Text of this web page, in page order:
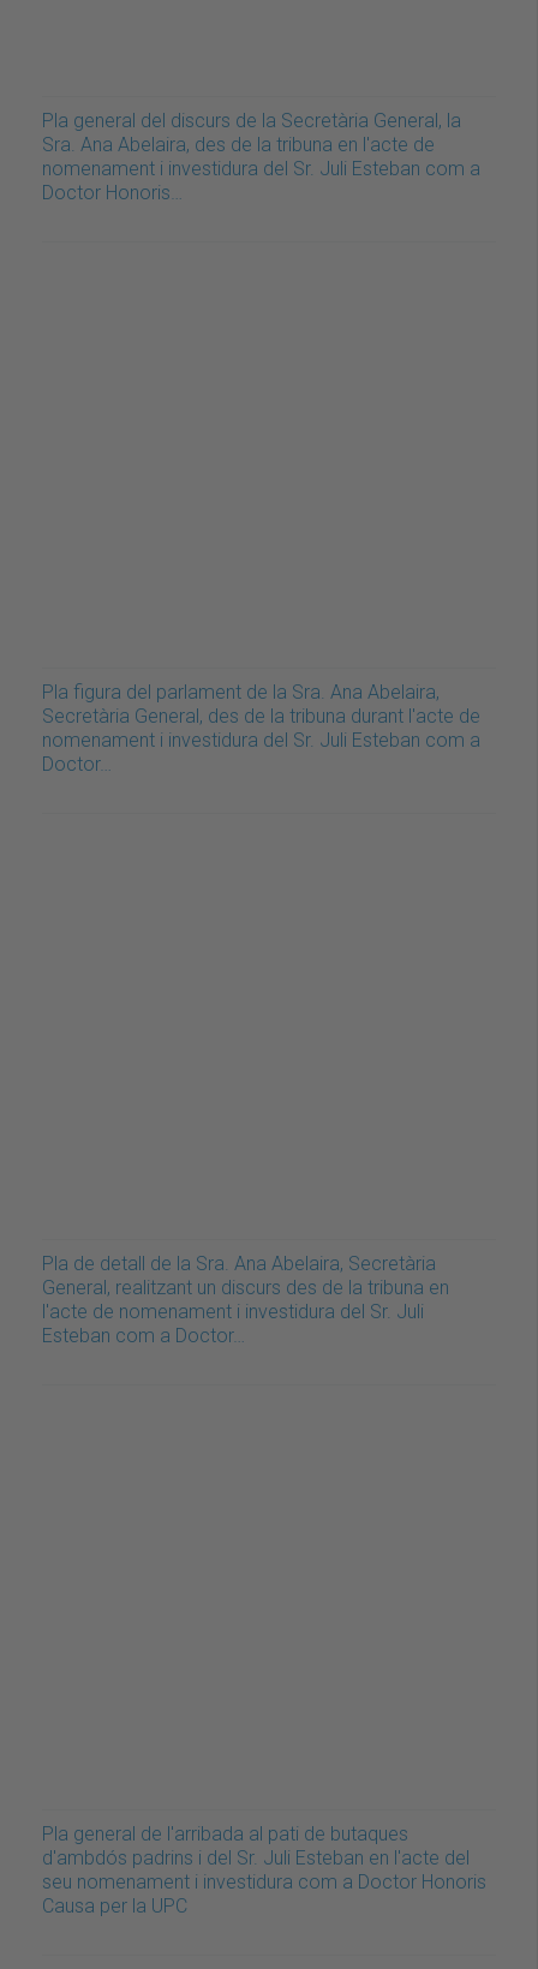
Pla general del discurs de la Secretària General, la
Sra. Ana Abelaira, des de la tribuna en l'acte de
nomenament i investidura del Sr. Juli Esteban com a
Doctor Honoris…
Pla figura del parlament de la Sra. Ana Abelaira,
Secretària General, des de la tribuna durant l'acte de
nomenament i investidura del Sr. Juli Esteban com a
Doctor…
Pla de detall de la Sra. Ana Abelaira, Secretària
General, realitzant un discurs des de la tribuna en
l'acte de nomenament i investidura del Sr. Juli
Esteban com a Doctor…
Pla general de l'arribada al pati de butaques
d'ambdós padrins i del Sr. Juli Esteban en l'acte del
seu nomenament i investidura com a Doctor Honoris
Causa per la UPC